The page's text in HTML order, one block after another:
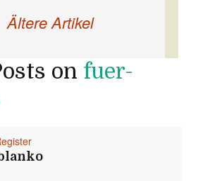
Navigation
Ältere Artikel
on fuer-